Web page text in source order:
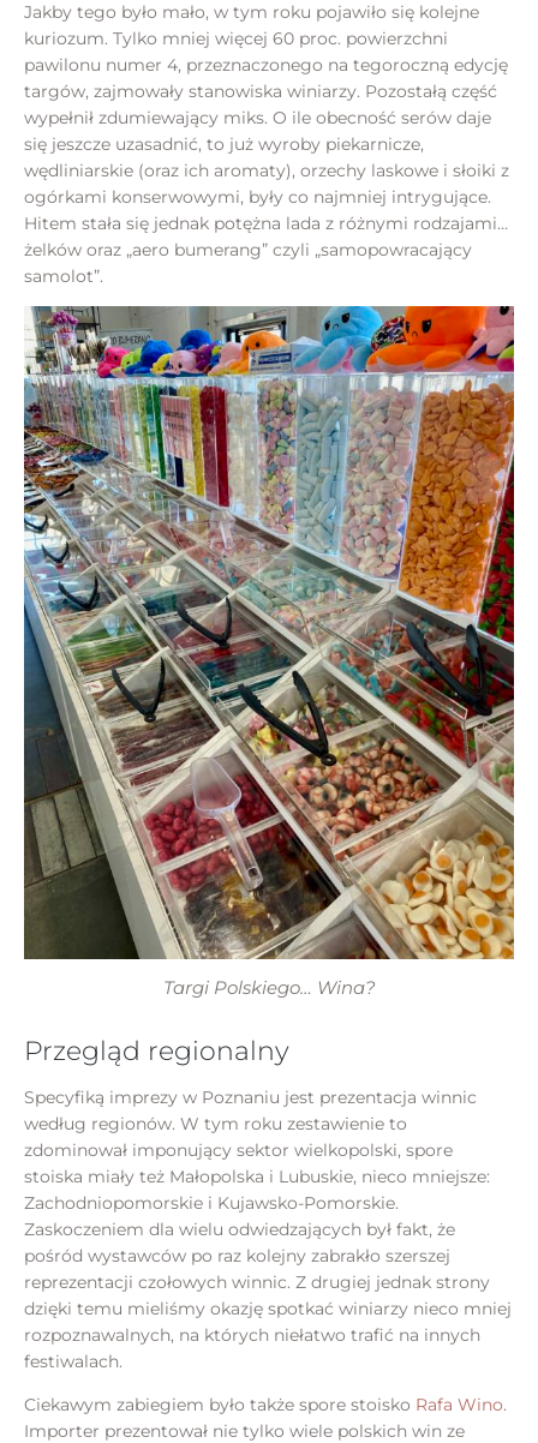
Jakby tego było mało, w tym roku pojawiło się kolejne
kuriozum. Tylko mniej więcej 60 proc. powierzchni
pawilonu numer 4, przeznaczonego na tegoroczną edycję
targów, zajmowały stanowiska winiarzy. Pozostałą część
wypełnił zdumiewający miks. O ile obecność serów daje
się jeszcze uzasadnić, to już wyroby piekarnicze,
wędliniarskie (oraz ich aromaty), orzechy laskowe i słoiki z
ogórkami konserwowymi, były co najmniej intrygujące.
Hitem stała się jednak potężna lada z różnymi rodzajami…
żelków oraz „aero bumerang” czyli „samopowracający
samolot”.
Targi Polskiego… Wina?
Przegląd regionalny
Specyfiką imprezy w Poznaniu jest prezentacja winnic
według regionów. W tym roku zestawienie to
zdominował imponujący sektor wielkopolski, spore
stoiska miały też Małopolska i Lubuskie, nieco mniejsze:
Zachodniopomorskie i Kujawsko-Pomorskie.
Zaskoczeniem dla wielu odwiedzających był fakt, że
pośród wystawców po raz kolejny zabrakło szerszej
reprezentacji czołowych winnic. Z drugiej jednak strony
dzięki temu mieliśmy okazję spotkać winiarzy nieco mniej
rozpoznawalnych, na których niełatwo trafić na innych
festiwalach.
Ciekawym zabiegiem było także spore stoisko Rafa Wino.
Importer prezentował nie tylko wiele polskich win ze